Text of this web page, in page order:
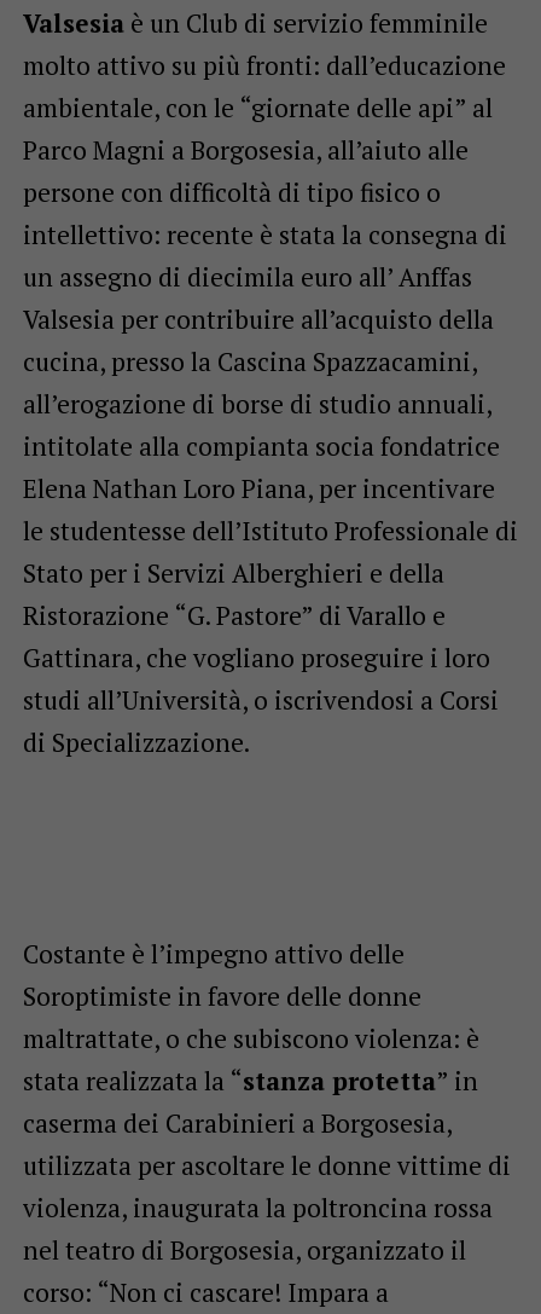
Valsesiaè un Club di servizio femminile
molto attivo su più fronti: dall’educazione
ambientale, con le “giornate delle api” al
Parco Magni a Borgosesia, all’aiuto alle
persone con difficoltà di tipo fisico o
intellettivo: recente è stata la consegna di
un assegno di diecimila euro all’ Anffas
Valsesia per contribuire all’acquisto della
cucina, presso la Cascina Spazzacamini,
all’erogazione di borse di studio annuali,
intitolate alla compianta socia fondatrice
Elena Nathan Loro Piana, per incentivare
le studentesse dell’Istituto Professionale di
Stato per i Servizi Alberghieri e della
Ristorazione “G. Pastore” di Varallo e
Gattinara, che vogliano proseguire i loro
studi all’Università, o iscrivendosi a Corsi
di Specializzazione.
Costante è l’impegno attivo delle
Soroptimiste in favore delle donne
maltrattate, o che subiscono violenza: è
stata realizzata la “stanza protetta” in
caserma dei Carabinieri a Borgosesia,
utilizzata per ascoltare le donne vittime di
violenza, inaugurata la poltroncina rossa
nel teatro di Borgosesia, organizzato il
corso: “Non ci cascare! Impara a